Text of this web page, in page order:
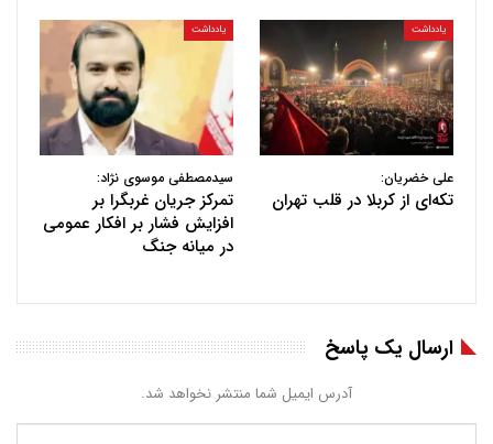
یادداشت
علی خضریان:
تکه‌ای از کربلا در قلب تهران
یادداشت
سیدمصطفی موسوی نژاد:
تمرکز جریان غربگرا بر
افزایش فشار بر افکار عمومی
در میانه جنگ
ارسال یک پاسخ
آدرس ایمیل شما منتشر نخواهد شد.